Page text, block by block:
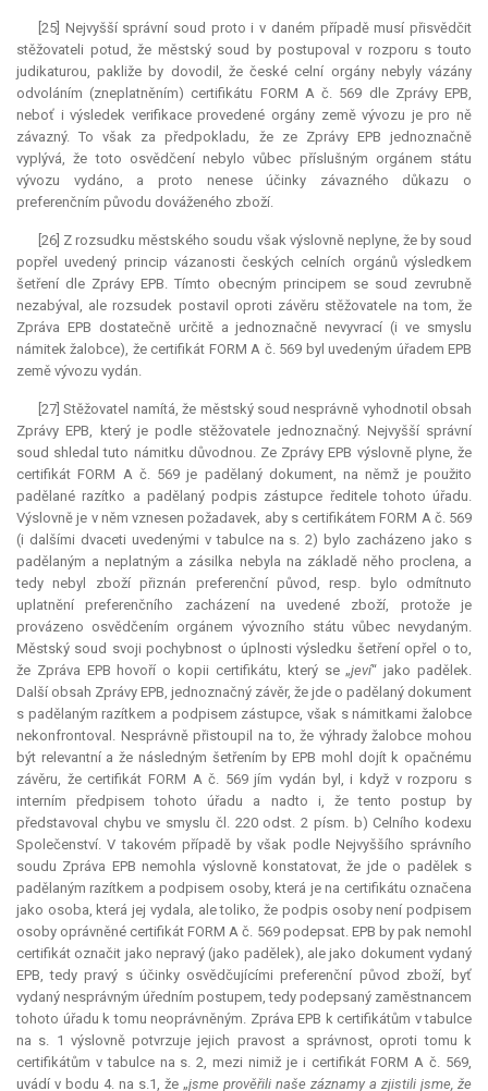
[25] Nejvyšší správní soud proto i v daném případě musí přisvědčit
stěžovateli potud, že městský soud by postupoval v rozporu s touto
judikaturou, pakliže by dovodil, že české celní orgány nebyly vázány
odvoláním (zneplatněním) certifikátu FORM A č. 569 dle Zprávy EPB,
neboť i výsledek verifikaceprovedené orgány země vývozu je pro ně
závazný. To však za předpokladu, že ze Zprávy EPB jednoznačně
vyplývá, že toto osvědčení nebylo vůbec příslušným orgánem státu
vývozu vydáno, a proto nenese účinky závazného důkazu o
preferenčním původu dováženého zboží.
[26] Z rozsudku městského soudu však výslovně neplyne, že by soud
popřel uvedený princip vázanosti českých celních orgánů výsledkem
šetření dle Zprávy EPB. Tímto obecným principem se soud zevrubně
nezabýval, ale rozsudek postavil oproti závěru stěžovatele na tom, že
Zpráva EPB dostatečně určitě a jednoznačně nevyvrací (i ve smyslu
námitek žalobce), že certifikát FORM A č. 569 byl uvedeným úřadem EPB
země vývozu vydán.
[27] Stěžovatel namítá, že městský soud nesprávně vyhodnotil obsah
Zprávy EPB, který je podle stěžovatele jednoznačný. Nejvyšší správní
soud shledal tuto námitku důvodnou. Ze Zprávy EPB výslovně plyne, že
certifikát FORM A č. 569 je padělaný dokument, na němž je použito
padělané razítko a padělaný podpis zástupce ředitele tohoto úřadu.
Výslovně je v něm vznesen požadavek, aby s certifikátem FORM A č. 569
(i dalšími dvaceti uvedenými v tabulce na s. 2) bylo zacházeno jako s
padělaným a neplatným a zásilka nebyla na základě něho proclena, a
tedy nebyl zboží přiznán preferenční původ, resp. bylo odmítnuto
uplatnění preferenčního zacházení na uvedené zboží, protože je
provázeno osvědčením orgánem vývozního státu vůbec nevydaným.
Městský soud svoji pochybnost o úplnosti výsledku šetření opřel o to,
že Zpráva EPB hovoří o kopii certifikátu, který se „jeví“ jako padělek.
Další obsah Zprávy EPB, jednoznačný závěr, že jde o padělaný dokument
s padělaným razítkem a podpisem zástupce, však s námitkami žalobce
nekonfrontoval. Nesprávně přistoupil na to, že výhrady žalobce mohou
být relevantnía že následným šetřením by EPB mohl dojít k opačnému
závěru, že certifikát FORM A č. 569 jím vydán byl, i když v rozporu s
interním předpisem tohoto úřadu a nadto i, že tento postup by
představoval chybu ve smyslu čl. 220 odst. 2 písm. b) Celního kodexu
Společenství. V takovém případě by však podle Nejvyššího správního
soudu Zpráva EPB nemohla výslovně konstatovat, že jde o padělek s
padělaným razítkem a podpisem osoby, která je na certifikátu označena
jako osoba, která jej vydala, ale toliko, že podpis osoby není podpisem
osoby oprávněné certifikát FORM A č. 569 podepsat. EPB by pak nemohl
certifikát označit jako nepravý (jako padělek), ale jako dokument vydaný
EPB, tedy pravý s účinky osvědčujícími preferenční původ zboží, byť
vydaný nesprávným úředním postupem, tedy podepsaný zaměstnancem
tohoto úřadu k tomu neoprávněným. Zpráva EPB k certifikátům v tabulce
na s. 1 výslovně potvrzuje jejich pravost a správnost, oproti tomu k
certifikátům v tabulce na s. 2, mezi nimiž je i certifikát FORM A č. 569,
uvádí v bodu 4. na s.1, že „jsme prověřili naše záznamy a zjistili jsme, že